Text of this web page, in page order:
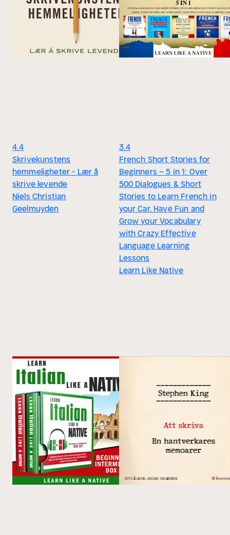
4.4
Skrivekunstens
hemmeligheter - Lær å
skrive levende
Niels Christian
Geelmuyden
3.4
French Short Stories for
Beginners – 5 in 1: Over
500 Dialogues & Short
Stories to Learn French in
your Car. Have Fun and
Grow your Vocabulary
with Crazy Effective
Language Learning
Lessons
Learn Like Native